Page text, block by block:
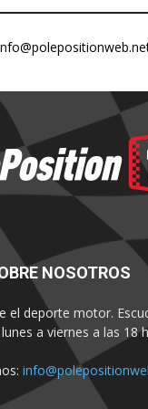
NOSOTROS
el deporte motor.
a viernes a las 18